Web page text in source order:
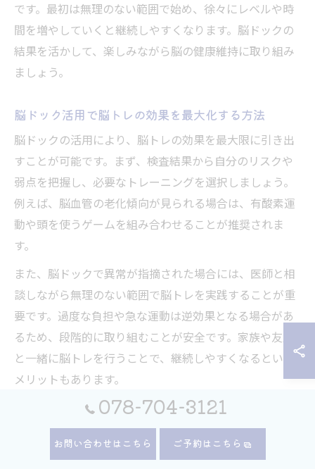
です。最初は無理のない範囲で始め、徐々にレベルや時
間を増やしていくと継続しやすくなります。脳ドックの
結果を活かして、楽しみながら脳の健康維持に取り組み
ましょう。
脳ドック活用で脳トレの効果を最大化する方法
脳ドックの活用により、脳トレの効果を最大限に引き出
すことが可能です。まず、検査結果から自分のリスクや
弱点を把握し、必要なトレーニングを選択しましょう。
例えば、脳血管の老化傾向が見られる場合は、有酸素運
動や頭を使うゲームを組み合わせることが推奨されま
す。
また、脳ドックで異常が指摘された場合には、医師と相
談しながら無理のない範囲で脳トレを実践することが重
要です。過度な負担や急な運動は逆効果となる場合があ
るため、段階的に取り組むことが安全です。家族や友人
と一緒に脳トレを行うことで、継続しやすくなるという
メリットもあります。
脳ドックの定期受診を通じて、脳トレの効果を客観的に
評価し、必要に応じてメニューを調整することで、より
効果的な老後対策が実現します。検査と実践を繰り返す
078-704-3121
お問い合わせはこちら ご予約はこちら